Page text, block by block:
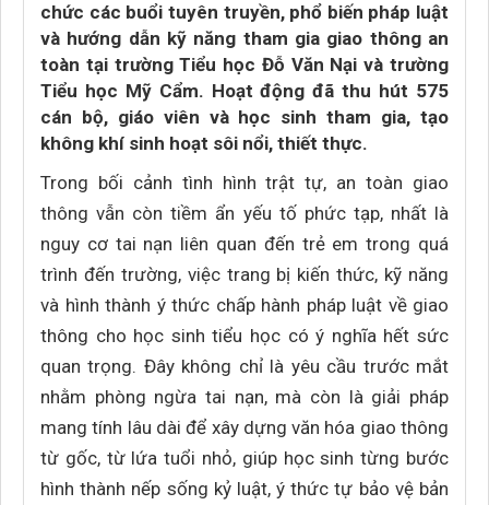
chức các buổi tuyên truyền, phổ biến pháp luật
và hướng dẫn kỹ năng tham gia giao thông an
toàn tại trường Tiểu học Đỗ Văn Nại và trường
Tiểu học Mỹ Cẩm. Hoạt động đã thu hút 575
cán bộ, giáo viên và học sinh tham gia, tạo
không khí sinh hoạt sôi nổi, thiết thực.
Trong bối cảnh tình hình trật tự, an toàn giao
thông vẫn còn tiềm ẩn yếu tố phức tạp, nhất là
nguy cơ tai nạn liên quan đến trẻ em trong quá
trình đến trường, việc trang bị kiến thức, kỹ năng
và hình thành ý thức chấp hành pháp luật về giao
thông cho học sinh tiểu học có ý nghĩa hết sức
quan trọng. Đây không chỉ là yêu cầu trước mắt
nhằm phòng ngừa tai nạn, mà còn là giải pháp
mang tính lâu dài để xây dựng văn hóa giao thông
từ gốc, từ lứa tuổi nhỏ, giúp học sinh từng bước
hình thành nếp sống kỷ luật, ý thức tự bảo vệ bản